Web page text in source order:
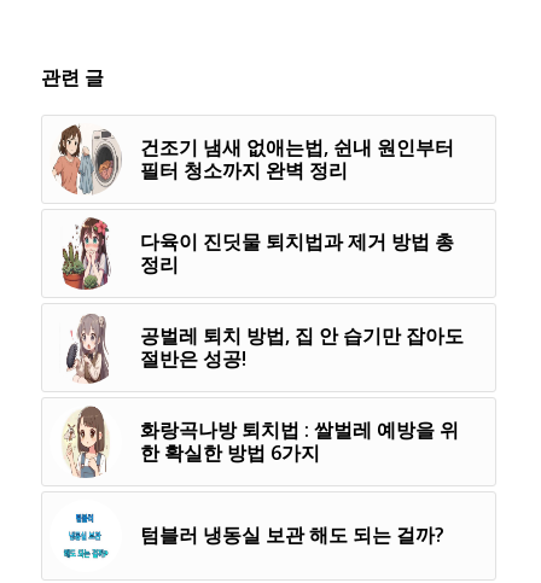
관련 글
건조기 냄새 없애는법, 쉰내 원인부터
필터 청소까지 완벽 정리
다육이 진딧물 퇴치법과 제거 방법 총
정리
공벌레 퇴치 방법, 집 안 습기만 잡아도
절반은 성공!
화랑곡나방 퇴치법 : 쌀벌레 예방을 위
한 확실한 방법 6가지
텀블러 냉동실 보관 해도 되는 걸까?